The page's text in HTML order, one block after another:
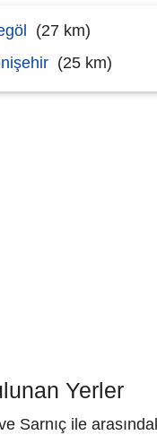
(27 km)
(25 km)
Yerler
Sarnıç ile